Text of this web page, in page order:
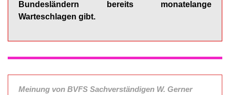
Bundesländern bereits monatelange
Warteschlagen gibt.
Meinung von BVFS Sachverständigen W. Gerner